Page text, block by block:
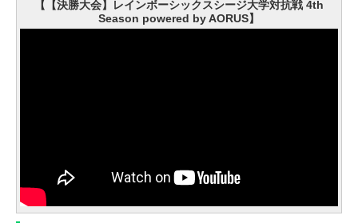
【【決勝大会】レインボーシックスシージ大学対抗戦 4th
Season powered by AORUS】